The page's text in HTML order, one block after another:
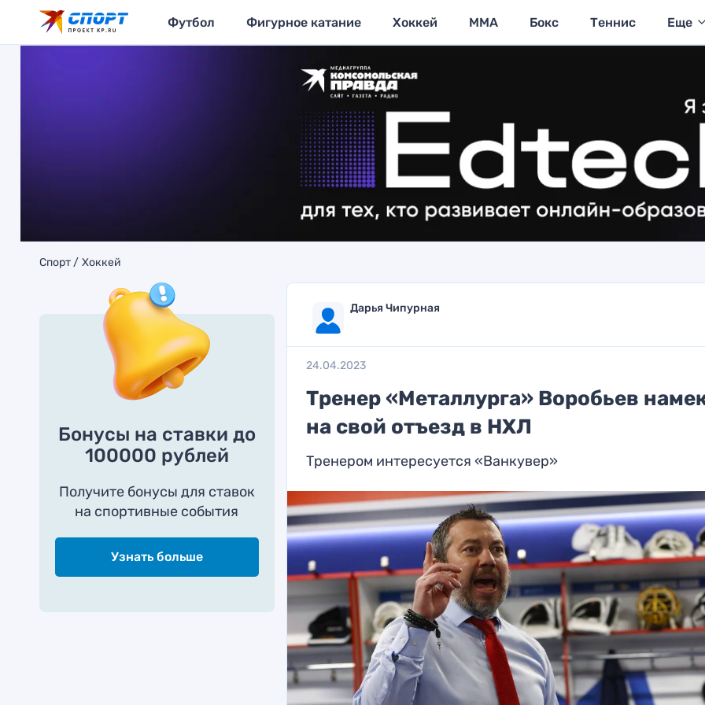
Футбол Фигурное катание Хоккей MMA Бокс Теннис Еще
Спорт Хоккей
Бонусы на ставки до
100000 рублей
Получите бонусы для ставок
на спортивные события
Узнать больше
Дарья Чипурная
24.04.2023
Тренер «Металлурга» Воробьев
на свой отъезд в НХЛ
Тренером интересуется «Ванкувер»